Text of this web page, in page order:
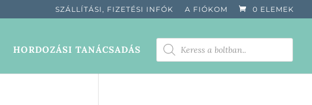
SZÁLLÍTÁSI, FIZETÉSI INFÓK A FIÓKOM 0 ELEMEK
HORDOZÁSI TANÁCSADÁS
PRODUCTS
SEARCH